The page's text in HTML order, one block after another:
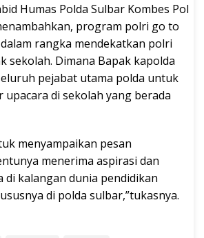
Humas Polda Sulbar Kombes Pol
program polri go to
rangka mendekatkan polri
sekolah. Dimana Bapak kapolda
pejabat utama polda untuk
upacara di sekolah yang berada
menyampaikan pesan
menerima aspirasi dan
di kalangan dunia pendidikan
di polda sulbar,”tukasnya.